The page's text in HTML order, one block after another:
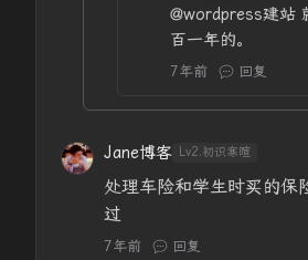
@wordpress建站
百一年的。
7年前 回复
Jane博客 Lv2.初识寒暄
处理车险和学生时买的保
过
7年前 回复